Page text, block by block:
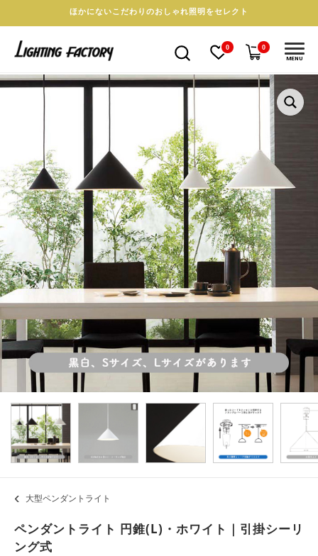
ほかにないこだわりのおしゃれ照明をセレクト
0 0
MENU
大型ペンダントライト
ペンダントライト 円錐(L)・ホワイト｜引掛シーリ
ング式